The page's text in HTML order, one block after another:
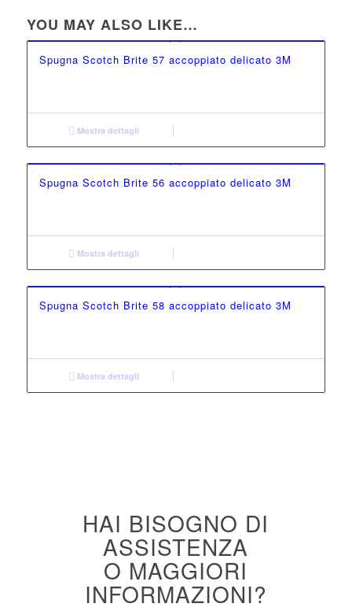
YOU MAY ALSO LIKE…
Spugna Scotch Brite 57 accoppiato delicato 3M
Mostra dettagli
Spugna Scotch Brite 56 accoppiato delicato 3M
Mostra dettagli
Spugna Scotch Brite 58 accoppiato delicato 3M
Mostra dettagli
HAI BISOGNO DI
ASSISTENZA
O MAGGIORI
INFORMAZIONI?